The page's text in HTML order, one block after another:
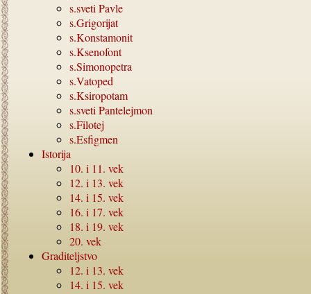
s.sveti Pavle
s.Grigorijat
s.Konstamonit
s.Ksenofont
s.Simonopetra
s.Vatoped
s.Ksiropotam
s.sveti Pantelejmon
s.Filotej
s.Esfigmen
Istorija
10. i 11. vek
12. i 13. vek
14. i 15. vek
16. i 17. vek
18. i 19. vek
20. vek
Graditeljstvo
12. i 13. vek
14. i 15. vek